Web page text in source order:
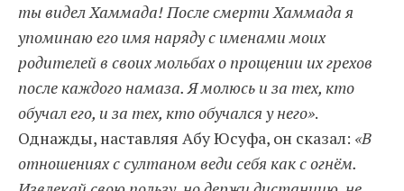
ты видел Хаммада! После смерти Хаммада я
упоминаю его имя наряду с именами моих
родителей в своих мольбах о прощении их грехов
после каждого намаза. Я молюсь и за тех, кто
обучал его, и за тех, кто обучался у него».
Однажды, наставляя Абу Юсуфа, он сказал: «В
отношениях с султаном веди себя как с огнём.